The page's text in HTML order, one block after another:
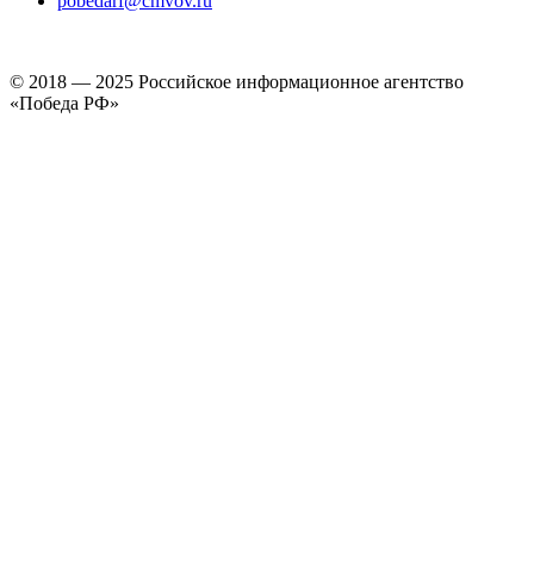
© 2018 — 2025 Российское информационное агентство
«Победа РФ»